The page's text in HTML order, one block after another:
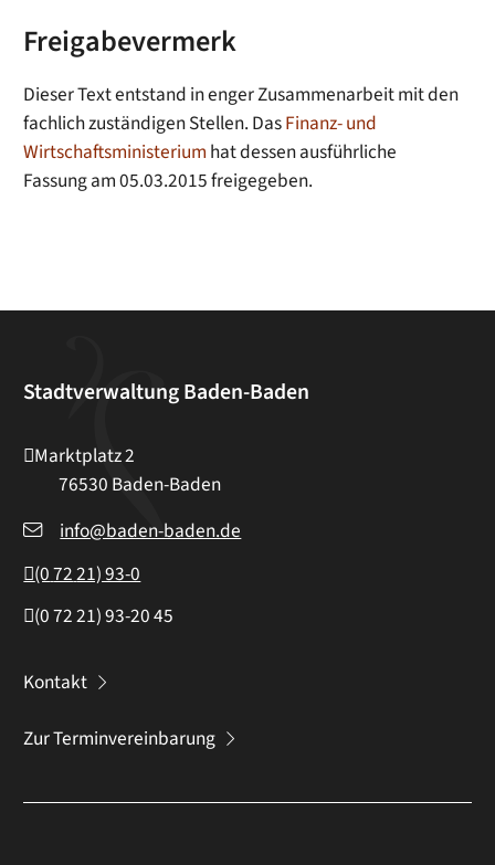
Freigabevermerk
Dieser Text entstand in enger Zusammenarbeit mit den
fachlich zuständigen Stellen. DasFinanz- und
Wirtschaftsministerium hat dessen ausführliche
Fassung am 05.03.2015 freigegeben.
Stadtverwaltung Baden-Baden
Marktplatz 2
76530 Baden-Baden
info@baden-baden.de
(07221) 93-0
(07221) 93-2045
Kontakt
Zur Terminvereinbarung